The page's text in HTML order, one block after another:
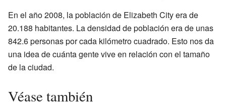
En el año 2008, la población de Elizabeth City era de
20.188 habitantes. La densidad de población era de unas
842.6 personas por cada kilómetro cuadrado. Esto nos da
una idea de cuánta gente vive en relación con el tamaño
de la ciudad.
Véase también